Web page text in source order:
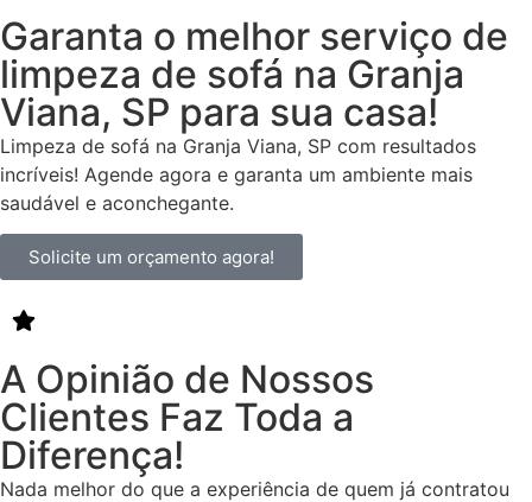
Garanta o melhor serviço de
limpeza de sofá na Granja
Viana, SP para sua casa!
Limpeza de sofá na Granja Viana, SP com resultados
incríveis! Agende agora e garanta um ambiente mais
saudável e aconchegante.
Solicite um orçamento agora!
A Opinião de Nossos
Clientes Faz Toda a
Diferença!
Nada melhor do que a experiência de quem já contratou